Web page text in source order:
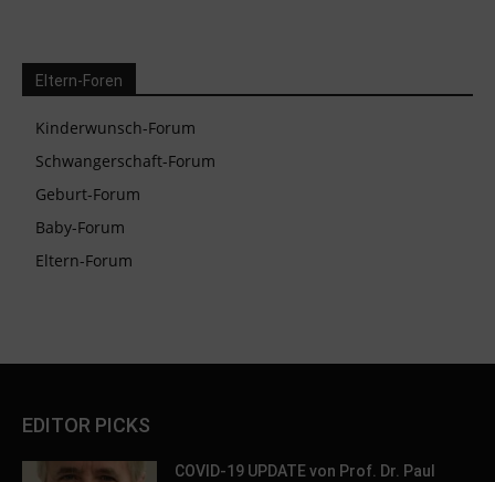
Eltern-Foren
Kinderwunsch-Forum
Schwangerschaft-Forum
Geburt-Forum
Baby-Forum
Eltern-Forum
EDITOR PICKS
COVID-19 UPDATE von Prof. Dr. Paul